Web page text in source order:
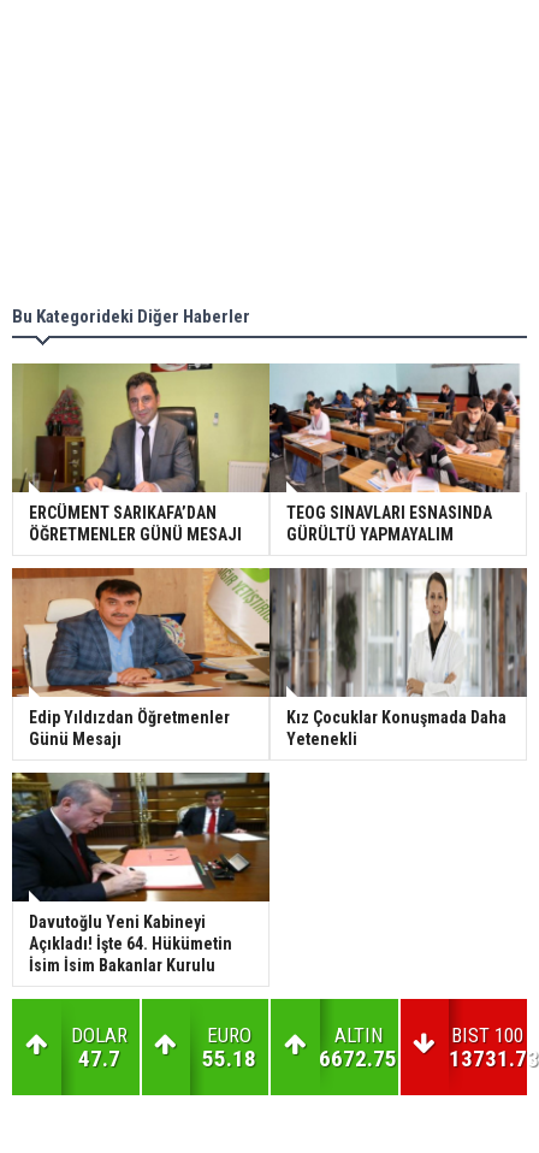
Bu Kategorideki Diğer Haberler
ERCÜMENT SARIKAFA’DAN
ÖĞRETMENLER GÜNÜ MESAJI
TEOG SINAVLARI ESNASINDA
GÜRÜLTÜ YAPMAYALIM
Edip Yıldızdan Öğretmenler
Günü Mesajı
Kız Çocuklar Konuşmada Daha
Yetenekli
Davutoğlu Yeni Kabineyi
Açıkladı! İşte 64. Hükümetin
İsim İsim Bakanlar Kurulu
DOLAR
47.7
EURO
55.18
ALTIN
6672.75
BIST 100
13731.73